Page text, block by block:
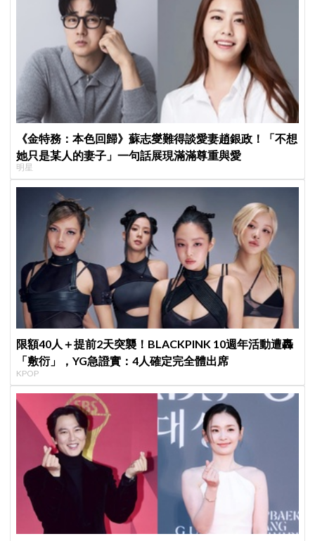
《金特務：本色回歸》蘇志燮難得談愛妻趙銀政！「不想
她只是某人的妻子」一句話展現滿滿尊重與愛
明星
限額40人＋提前2天突襲！BLACKPINK 10週年活動遭轟
「敷衍」，YG急證實：4人確定完全體出席
KPOP